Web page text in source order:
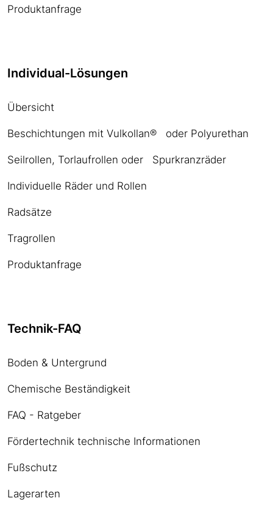
Produktanfrage
Individual-Lösungen
Übersicht
Beschichtungen mit Vulkollan® oder Polyurethan
Seilrollen, Torlaufrollen oder Spurkranzräder
Individuelle Räder und Rollen
Radsätze
Tragrollen
Produktanfrage
Technik-FAQ
Boden & Untergrund
Chemische Beständigkeit
FAQ - Ratgeber
Fördertechnik technische Informationen
Fußschutz
Lagerarten